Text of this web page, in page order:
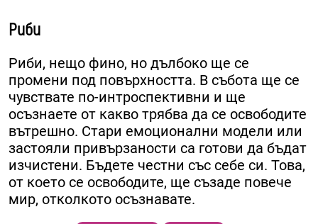
Риби
Риби, нещо фино, но дълбоко ще се
промени под повърхността. В събота ще се
чувствате по-интроспективни и ще
осъзнаете от какво трябва да се освободите
вътрешно. Стари емоционални модели или
застояли привързаности са готови да бъдат
изчистени. Бъдете честни със себе си. Това,
от което се освободите, ще съзаде повече
мир, отколкото осъзнавате.